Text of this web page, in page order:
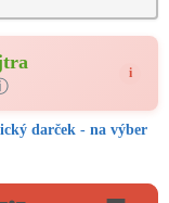
i
darček - na výber